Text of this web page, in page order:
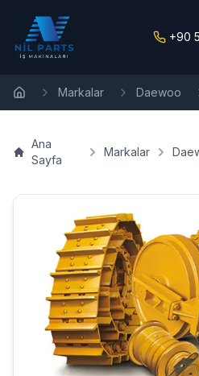
+90
Markalar Daewoo
Ana
Sayfa
Markalar